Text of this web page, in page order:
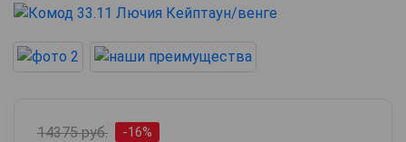
14375 руб. -16%